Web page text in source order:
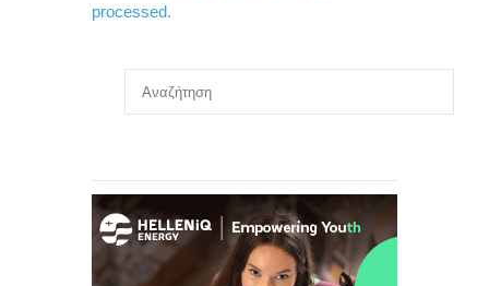
processed.